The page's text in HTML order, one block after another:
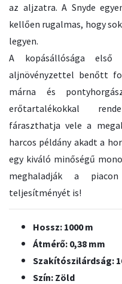
az aljzatra. A Snyde
kellően rugalmas, hogy
legyen.
A kopásállósága
aljnövényzettel benőtt
márna és
erőtartalékokkal
fáraszthatja vele a
harcos példány akadt a
egy kiváló minőségű
meghaladják a
teljesítményét is!
Hossz: 1000 m
Átmérő: 0,38 mm
Szakítószilárdság:
Szín: Zöld